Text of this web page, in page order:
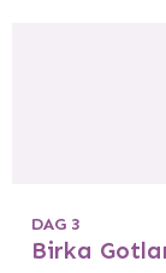
DAG 3
Birka